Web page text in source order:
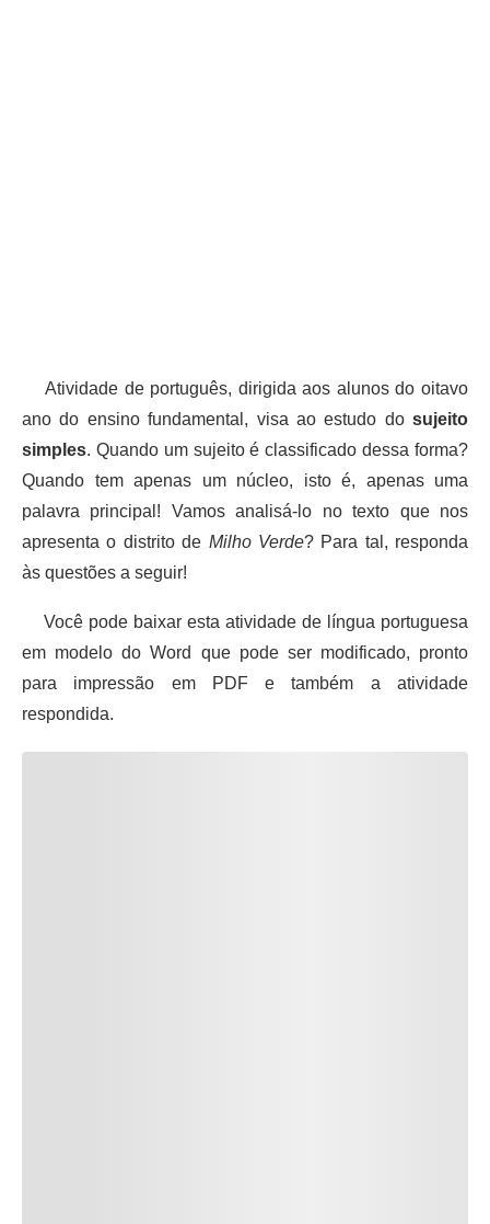
Atividade de português, dirigida aos alunos do oitavo
ano do ensino fundamental, visa ao estudo do sujeito
simples. Quando um sujeito é classificado dessa forma?
Quando tem apenas um núcleo, isto é, apenas uma
palavra principal! Vamos analisá-lo no texto que nos
apresenta o distrito de Milho Verde? Para tal, responda
às questões a seguir!
Você pode baixar esta atividade de língua portuguesa
em modelo do Word que pode ser modificado, pronto
para impressão em PDF e também a atividade
respondida.